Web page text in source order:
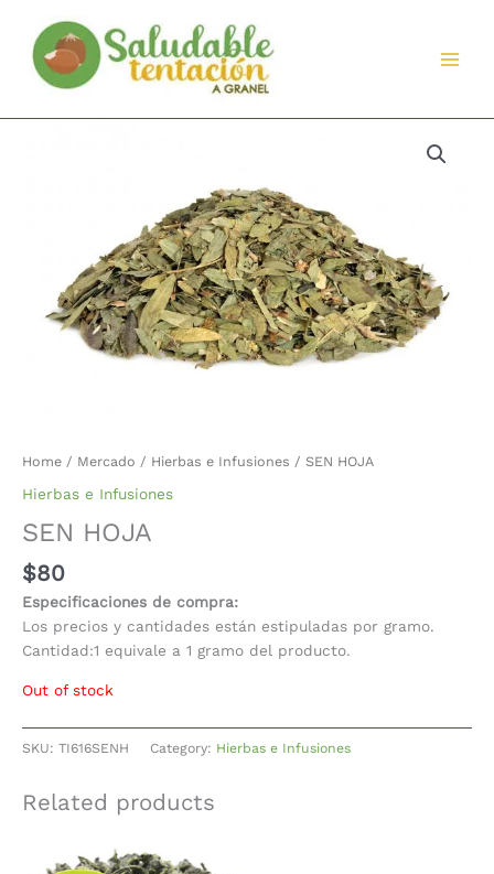
contenido
Home / Mercado / Hierbas e Infusiones / SEN HOJA
Hierbas e Infusiones
SEN HOJA
$80
Especificaciones de compra:
Los precios y cantidades están estipuladas por gramo.
Cantidad:1 equivale a 1 gramo del producto.
Out of stock
SKU: TI616SENH Category: Hierbas e Infusiones
Related products